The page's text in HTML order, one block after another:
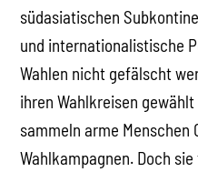
südasiatischen
und internationalistische
Wahlen nicht gefälscht
ihren Wahlkreisen
sammeln arme Menschen
Wahlkampagnen. Doch